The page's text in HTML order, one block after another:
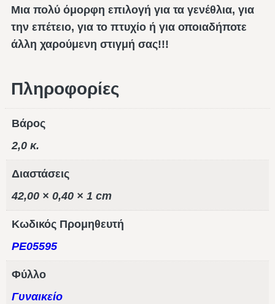
Μια πολύ όμορφη επιλογή για τα γενέθλια, για
την επέτειο, για το πτυχίο ή για οποιαδήποτε
άλλη χαρούμενη στιγμή σας!!!
Πληροφορίες
Βάρος
2,0 κ.
Διαστάσεις
42,00 × 0,40 × 1 cm
Κωδικός Προμηθευτή
PE05595
Φύλλο
Γυναικείο